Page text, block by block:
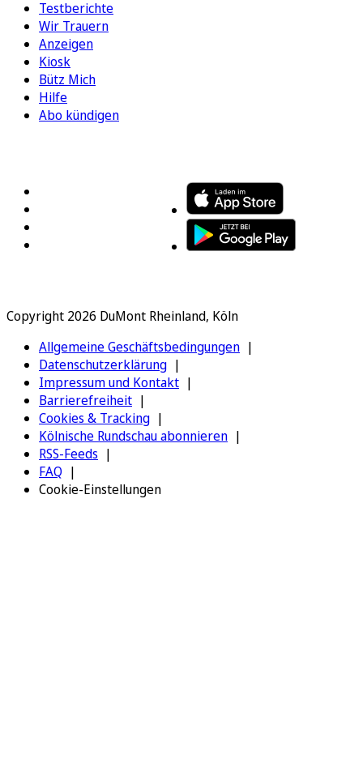
Testberichte
Wir Trauern
Anzeigen
Kiosk
Bütz Mich
Hilfe
Abo kündigen
Copyright 2026 DuMont Rheinland, Köln
Allgemeine Geschäftsbedingungen
Datenschutzerklärung
Impressum und Kontakt
Barrierefreiheit
Cookies & Tracking
Kölnische Rundschau abonnieren
RSS-Feeds
FAQ
Cookie-Einstellungen